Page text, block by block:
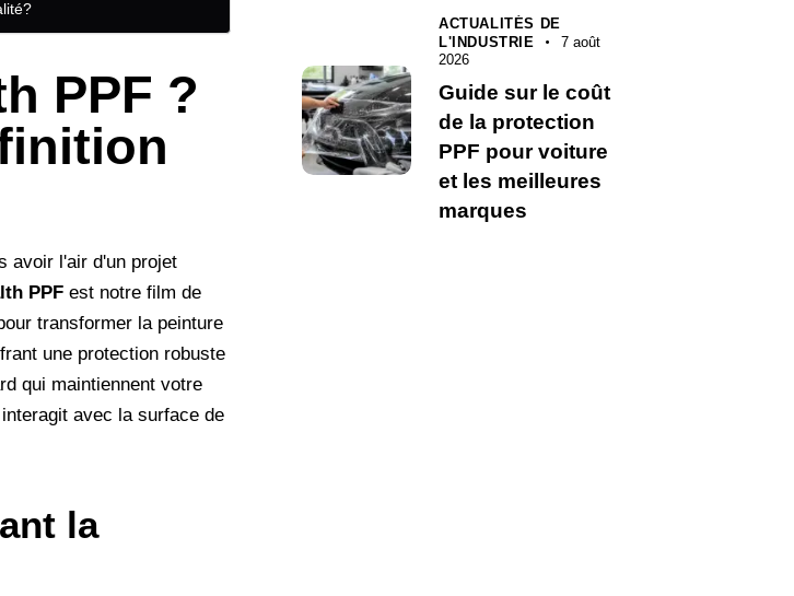
PPF ?
avoir l'air d'un projet
PPF est notre film de
transformer la peinture
une protection robuste
qui maintiennent votre
avec la surface de
la
ACTUALITÉS DE
L'INDUSTRIE
7 août
2026
Guide sur le coût
de la protection
PPF pour voiture
et les meilleures
marques